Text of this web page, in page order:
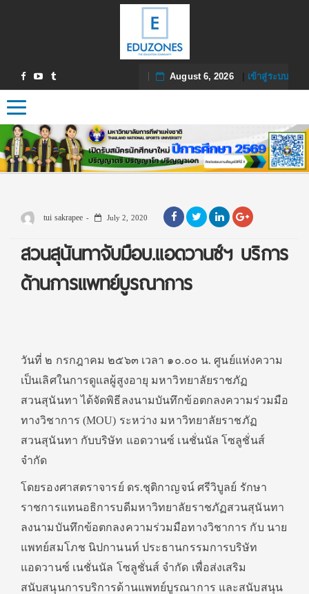
August 6, 2026| เข้าสู่ระบบ
Toggle navigation
tui sakrapee July 2, 2020
สวนสุนันทาจับมือบ.แอดวานซ์ฯ บริการ
ด้านการแพทย์บูรณาการ
วันที่ ๒ กรกฎาคม ๒๕๖๓ เวลา ๑๐.๐๐ น. ศูนย์แห่งความ
เป็นเลิศในการดูแลผู้สูงอายุ มหาวิทยาลัยราชภัฏ
สวนสุนันทา ได้จัดพิธีลงนามบันทึกข้อตกลงความร่วมมือ
ทางวิชาการ (MOU) ระหว่าง มหาวิทยาลัยราชภัฏ
สวนสุนันทา กับบริษัท แอดวานซ์ เนชั่นนัล โซลูชั่นส์
จำกัด
โดยรองศาสตราจารย์ ดร.ชุติกาญจน์ ศรีวิบูลย์ รักษา
ราชการแทนอธิการบดีมหาวิทยาลัยราชภัฏสวนสุนันทา
ลงนามบันทึกข้อตกลงความร่วมมือทางวิชาการ กับ นาย
แพทย์สมโภช นิปกานนท์ ประธานกรรมการบริษัท
แอดวานซ์ เนชั่นนัล โซลูชั่นส์ จำกัด เพื่อส่งเสริม
สนับสนุนการบริการด้านแพทย์บูรณาการ และสนับสนุน